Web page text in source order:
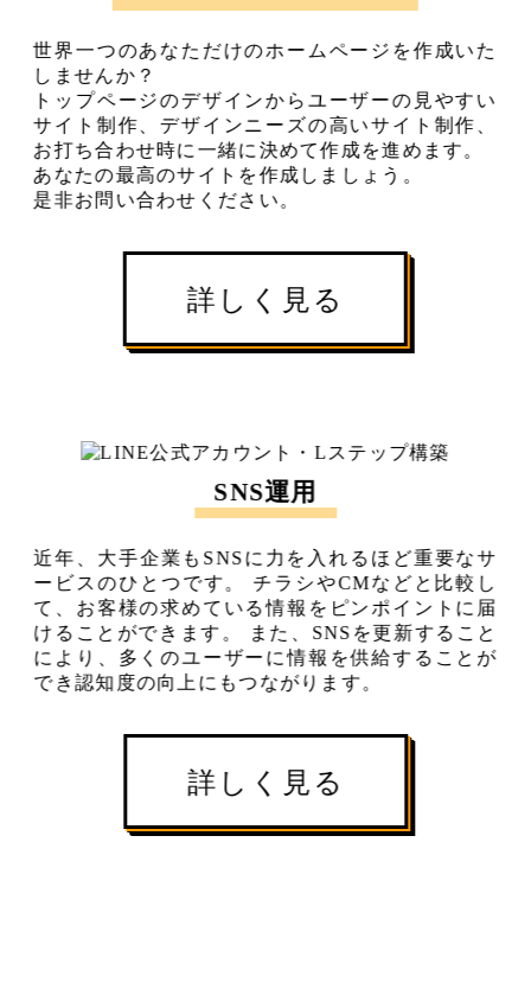
世界一つのあなただけのホームページを作成いた
しませんか？
トップページのデザインからユーザーの見やすい
サイト制作、デザインニーズの高いサイト制作、
お打ち合わせ時に一緒に決めて作成を進めます。
あなたの最高のサイトを作成しましょう。
是非お問い合わせください。
詳しく見る
SNS運用
近年、大手企業もSNSに力を入れるほど重要なサ
ービスのひとつです。
チラシやCMなどと比較し
て、お客様の求めている情報をピンポイントに届
けることができます。
また、SNSを更新すること
により、多くのユーザーに情報を供給することが
でき認知度の向上にもつながります。
詳しく見る